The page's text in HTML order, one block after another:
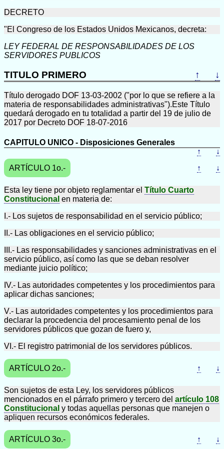
DECRETO
"El Congreso de los Estados Unidos Mexicanos, decreta:
LEY FEDERAL DE RESPONSABILIDADES DE LOS
SERVIDORES PUBLICOS
TITULO PRIMERO ↑ ↓
Título derogado DOF 13-03-2002 ("por lo que se refiere a la
materia de responsabilidades administrativas").Este Título
quedará derogado en tu totalidad a partir del 19 de julio de
2017 por Decreto DOF 18-07-2016
CAPITULO UNICO - Disposiciones Generales
↑
↓
ARTÍCULO 1o.-
↑ ↓
Esta ley tiene por objeto reglamentar el Título Cuarto
Constitucional en materia de:
I.- Los sujetos de responsabilidad en el servicio público;
II.- Las obligaciones en el servicio público;
III.- Las responsabilidades y sanciones administrativas en el
servicio público, así como las que se deban resolver
mediante juicio político;
IV.- Las autoridades competentes y los procedimientos para
aplicar dichas sanciones;
V.- Las autoridades competentes y los procedimientos para
declarar la procedencia del procesamiento penal de los
servidores públicos que gozan de fuero y,
VI.- El registro patrimonial de los servidores públicos.
ARTÍCULO 2o.- ↑ ↓
Son sujetos de esta Ley, los servidores públicos
mencionados en el párrafo primero y tercero del artículo 108
Constitucional y todas aquellas personas que manejen o
apliquen recursos económicos federales.
ARTÍCULO 3o.- ↑ ↓